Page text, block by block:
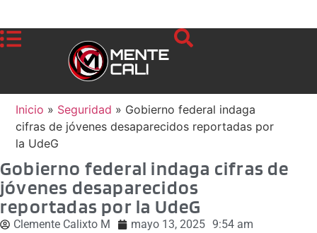
Inicio » Seguridad » Gobierno federal indaga
cifras de jóvenes desaparecidos reportadas por
la UdeG
Gobierno federal indaga cifras de
jóvenes desaparecidos
reportadas por la UdeG
Clemente Calixto M mayo 13, 2025 9:54 am